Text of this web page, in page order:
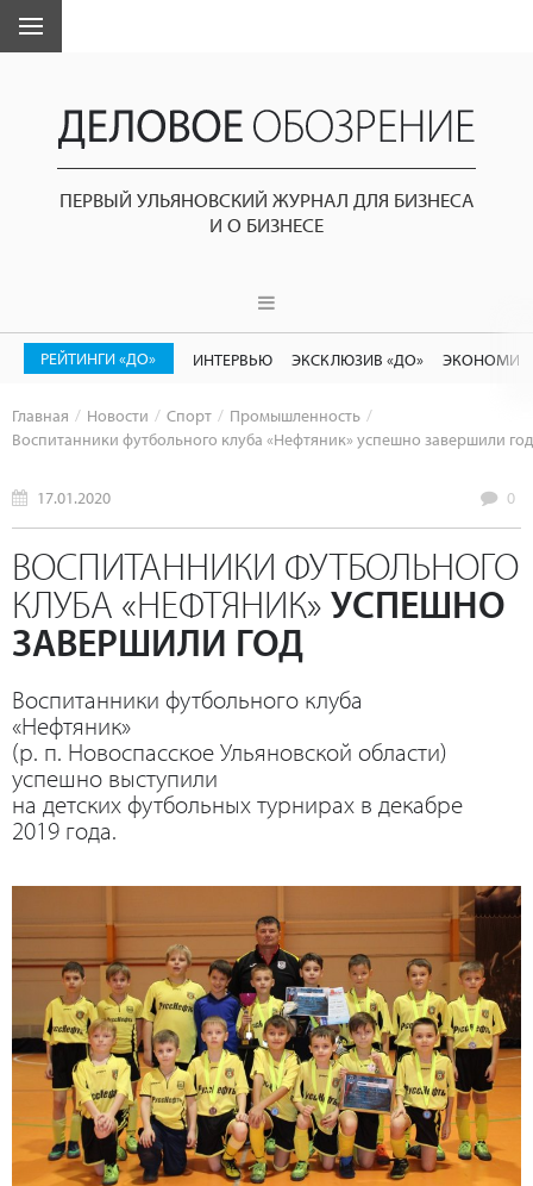
ПЕРВЫЙ УЛЬЯНОВСКИЙ ЖУРНАЛ ДЛЯ БИЗНЕСА
И О БИЗНЕСЕ
РЕЙТИНГИ «ДО» ИНТЕРВЬЮ ЭКСКЛЮЗИВ «ДО»
Главная Новости Спорт
Промышленность
Воспитанники футбольного клуба «Нефтяник» успешно завершили год
17.01.2020 0
ВОСПИТАННИКИ ФУТБОЛЬНОГО
КЛУБА «НЕФТЯНИК» УСПЕШНО
ЗАВЕРШИЛИ ГОД
Воспитанники футбольного клуба
«Нефтяник»
(р. п. Новоспасское Ульяновской области)
успешно выступили
на детских футбольных турнирах в декабре
2019 года.